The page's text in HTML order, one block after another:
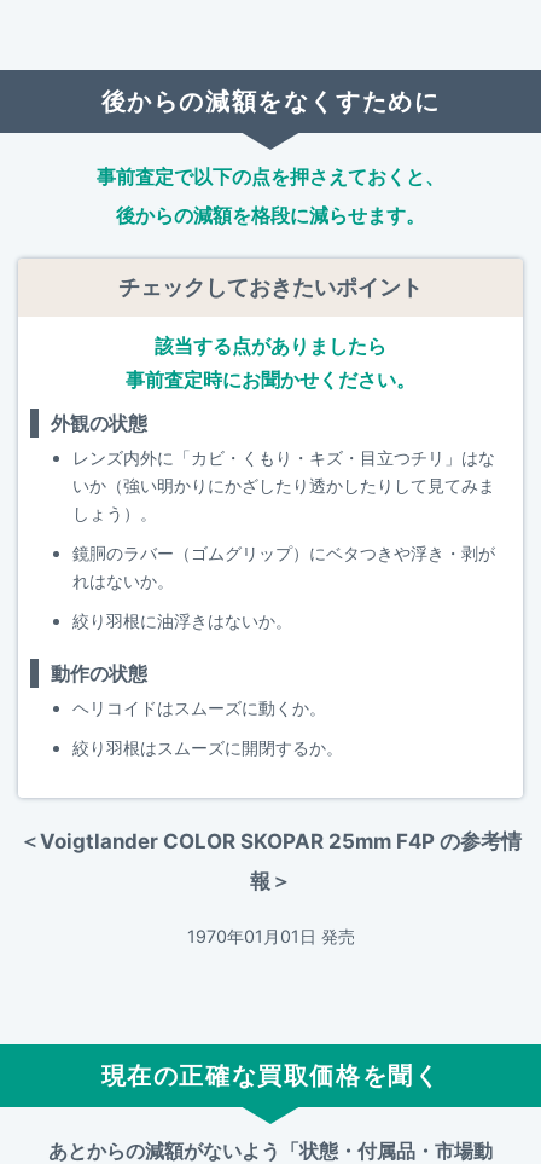
後からの減額をなくすために
事前査定で以下の点を押さえておくと、
後からの減額を格段に減らせます。
チェックしておきたいポイント
該当する点がありましたら
事前査定時にお聞かせください。
外観の状態
レンズ内外に「カビ・くもり・キズ・目立つチリ」はな
いか（強い明かりにかざしたり透かしたりして見てみま
しょう）。
鏡胴のラバー（ゴムグリップ）にベタつきや浮き・剥が
れはないか。
絞り羽根に油浮きはないか。
動作の状態
ヘリコイドはスムーズに動くか。
絞り羽根はスムーズに開閉するか。
＜Voigtlander COLOR SKOPAR 25mm F4P の参考情
報＞
1970年01月01日 発売
現在の正確な買取価格を聞く
あとからの減額がないよう「状態・付属品・市場動